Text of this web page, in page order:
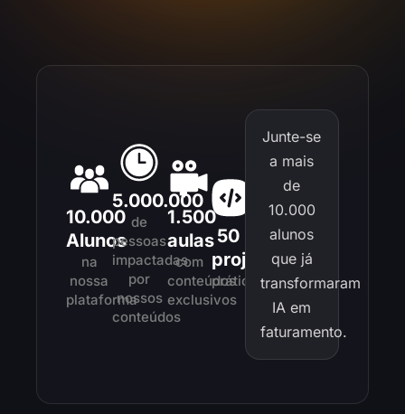
10.000
Alunos
na
nossa
plataforma
5.000.000
de
pessoas
impactadas
por
nossos
conteúdos
1.500
aulas
com
conteúdos
exclusivos
50
projetos
práticos
Junte-se
a mais
de
10.000
alunos
que já
transformaram
IA em
faturamento.